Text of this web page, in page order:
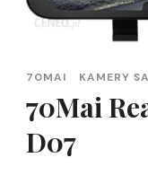
70MAI KAMERY
70Mai
D07